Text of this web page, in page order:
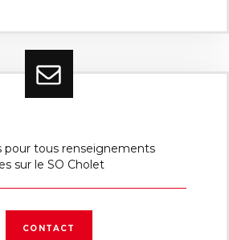
pour tous renseignements
sur le SO Cholet
CONTACT